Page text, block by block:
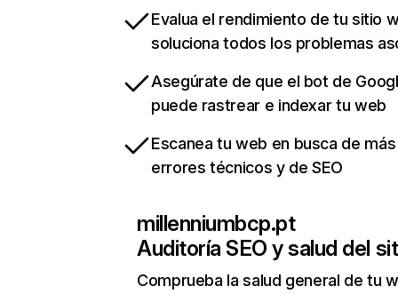
Evalua el rendimiento de tu sitio
soluciona todos los problemas
Asegúrate de que el bot de
puede rastrear e indexar tu web
Escanea tu web en busca de
errores técnicos y de SEO
millenniumbcp.pt
Auditoría SEO y salud del
Comprueba la salud general de tu